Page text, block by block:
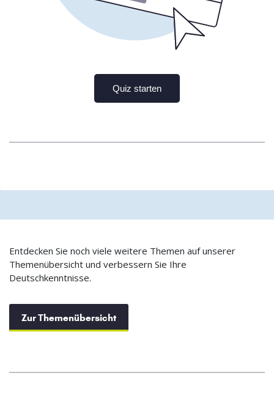
Entdecken Sie noch viele weitere Themen auf unserer
Themenübersicht und verbessern Sie Ihre
Deutschkenntnisse.
Zur Themenübersicht